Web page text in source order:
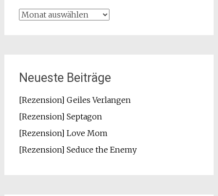
Archiv
Neueste Beiträge
[Rezension] Geiles Verlangen
[Rezension] Septagon
[Rezension] Love Mom
[Rezension] Seduce the Enemy